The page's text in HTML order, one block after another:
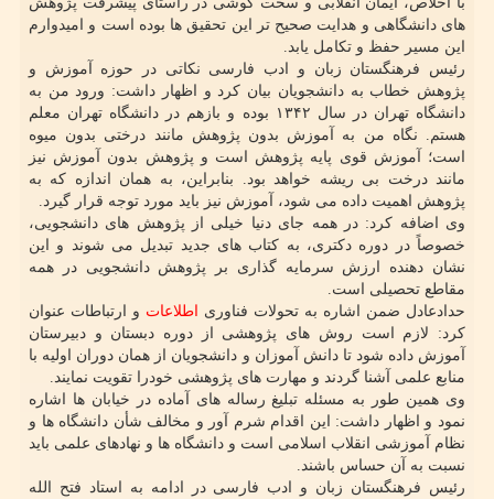
های دانشگاهی و هدایت صحیح تر این تحقیق ها بوده است و امیدوارم
این مسیر حفظ و تکامل یابد.
رئیس فرهنگستان زبان و ادب فارسی نکاتی در حوزه آموزش و
پژوهش خطاب به دانشجویان بیان کرد و اظهار داشت: ورود من به
دانشگاه تهران در سال ۱۳۴۲ بوده و بازهم در دانشگاه تهران معلم
هستم. نگاه من به آموزش بدون پژوهش مانند درختی بدون میوه
است؛ آموزش قوی پایه پژوهش است و پژوهش بدون آموزش نیز
مانند درخت بی ریشه خواهد بود. بنابراین، به همان اندازه که به
پژوهش اهمیت داده می شود، آموزش نیز باید مورد توجه قرار گیرد.
وی اضافه کرد: در همه جای دنیا خیلی از پژوهش های دانشجویی،
خصوصاً در دوره دکتری، به کتاب های جدید تبدیل می شوند و این
نشان دهنده ارزش سرمایه گذاری بر پژوهش دانشجویی در همه
مقاطع تحصیلی است.
حدادعادل ضمن اشاره به تحولات فناوری اطلاعات و ارتباطات عنوان
کرد: لازم است روش های پژوهشی از دوره دبستان و دبیرستان
آموزش داده شود تا دانش آموزان و دانشجویان از همان دوران اولیه با
منابع علمی آشنا گردند و مهارت های پژوهشی خودرا تقویت نمایند.
وی همین طور به مسئله تبلیغ رساله های آماده در خیابان ها اشاره
نمود و اظهار داشت: این اقدام شرم آور و مخالف شأن دانشگاه ها و
نظام آموزشی انقلاب اسلامی است و دانشگاه ها و نهادهای علمی باید
نسبت به آن حساس باشند.
رئیس فرهنگستان زبان و ادب فارسی در ادامه به استاد فتح الله